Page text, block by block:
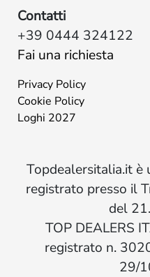
Contatti
+39 0444 324122
Fai una richiesta
Privacy Policy
Cookie Policy
Loghi 2027
Topdealersitalia.it è
registrato presso il
del
TOP DEALERS
registrato n.
29/